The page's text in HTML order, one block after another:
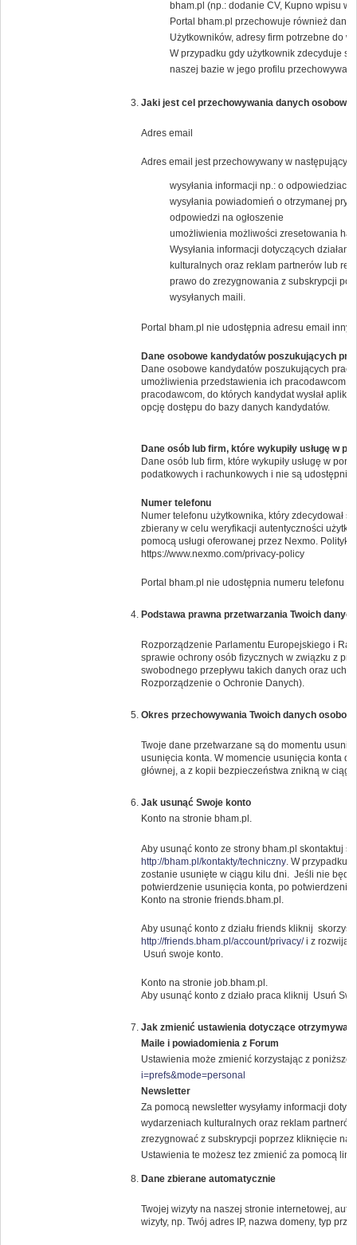
bham.pl (np.: dodanie CV, Kupno wpisu w
Portal bham.pl przechowuje również dane
Użytkowników, adresy firm potrzebne do
W przypadku gdy użytkownik zdecyduje
naszej bazie w jego profilu
Jaki jest cel przechowywania danych
Adres email
Adres email jest przechowywany w następującym
wysyłania informacji np.: o
wysyłania powiadomień o otrzymanej
odpowiedzi na ogłoszenie
umożliwienia możliwości zresetowania
Wysyłania informacji dotyczących
kulturalnych oraz reklam partnerów lub
prawo do zrezygnowania z subskrypcji
wysyłanych maili.
Portal bham.pl nie udostępnia adresu email
Dane osobowe kandydatów poszukujących
Dane osobowe kandydatów poszukujących
umożliwienia przedstawienia ich pracodawcom.
pracodawcom, do których kandydat wysłał
opcję dostępu do bazy danych kandydatów.
Dane osób lub firm, które wykupiły usługę w
Dane osób lub firm, które wykupiły usługę w
podatkowych i rachunkowych i nie są
Numer telefonu
Numer telefonu użytkownika, który zdecydował
zbierany w celu weryfikacji autentyczności
pomocą usługi oferowanej przez Nexmo.
https://www.nexmo.com/privacy-policy
Portal bham.pl nie udostępnia numeru telefonu
Podstawa prawna przetwarzania Twoich
Rozporządzenie Parlamentu Europejskiego i
sprawie ochrony osób fizycznych w związku z
swobodnego przepływu takich danych oraz
Rozporządzenie o Ochronie Danych).
Okres przechowywania Twoich danych
Twoje dane przetwarzane są do momentu
usunięcia konta. W momencie usunięcia konta
głównej, a z kopii bezpieczeństwa znikną w
Jak usunąć Swoje konto
Konto na stronie bham.pl.
Aby usunąć konto ze strony bham.pl skontaktuj
http://bham.pl/kontakty/techniczny. W przypadku
zostanie usunięte w ciągu kilu dni. Jeśli nie
potwierdzenie usunięcia konta, po
Konto na stronie friends.bham.pl.
Aby usunąć konto z działu friends kliknij
http://friends.bham.pl/account/privacy/i z
Usuń swoje konto.
Konto na stronie job.bham.pl.
Aby usunąć konto z działo praca kliknij Usuń
Jak zmienić ustawienia dotyczące
Maile i powiadomienia z Forum
Ustawienia może zmienić korzystając z
i=prefs&mode=personal
Newsletter
Za pomocą newsletter wysyłamy informacji
wydarzeniach kulturalnych oraz reklam
zrezygnować z subskrypcji poprzez kliknięcie na
Ustawienia te możesz tez zmienić za pomocą
Dane zbierane automatycznie
Twojej wizyty na naszej stronie internetowej,
wizyty, np. Twój adres IP, nazwa domeny, typ